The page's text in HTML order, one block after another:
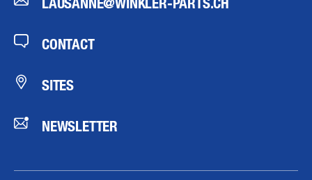
CONTACT
SITES
NEWSLETTER